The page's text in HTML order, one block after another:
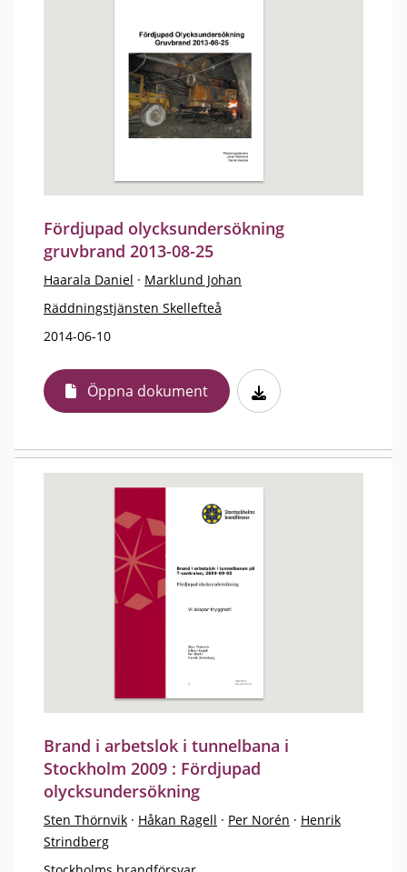
Fördjupad olycksundersökning
gruvbrand 2013-08-25
Haarala Daniel · Marklund Johan
Räddningstjänsten Skellefteå
2014-06-10
Öppna dokument
Brand i arbetslok i tunnelbana i
Stockholm 2009 : Fördjupad
olycksundersökning
Sten Thörnvik · Håkan Ragell · Per Norén · Henrik
Strindberg